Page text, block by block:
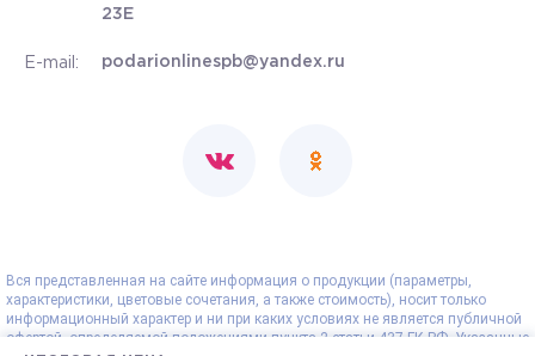
23Е
E-mail: podarionlinespb@yandex.ru
Вся представленная на сайте информация о продукции (параметры,
характеристики, цветовые сочетания, а также стоимость), носит только
информационный характер и ни при каких условиях не является публичной
офертой, определяемой положениями пункта 2 статьи 437 ГК РФ. Указанные